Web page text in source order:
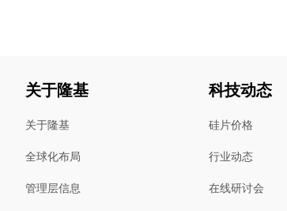
关于隆基
关于隆基
全球化布局
管理层信息
科技动态
硅片价格
行业动态
在线研讨会